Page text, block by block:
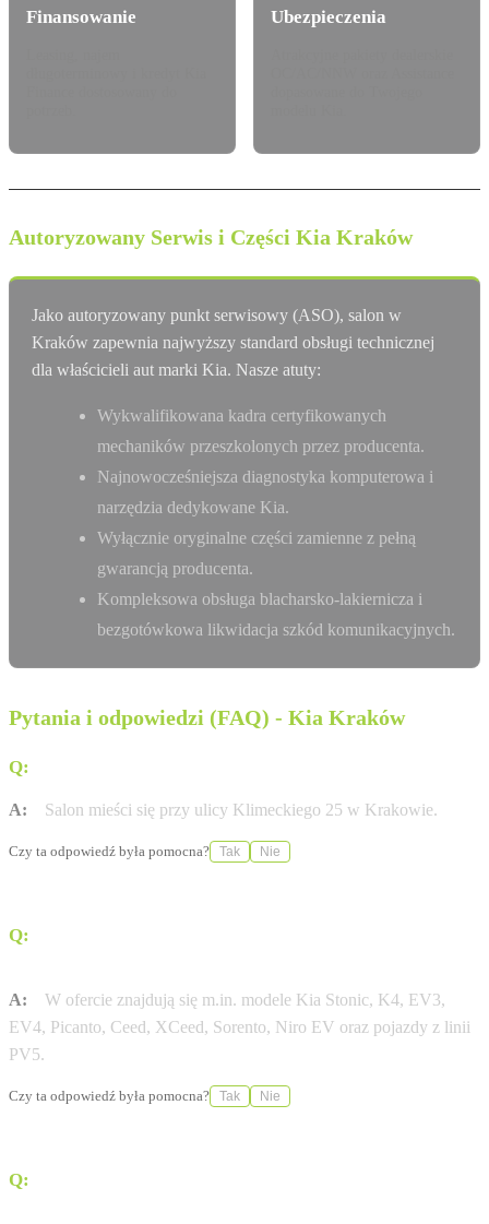
Finansowanie Ubezpieczenia
Autoryzowany Serwis i Części Kia Kraków
Jako autoryzowany punkt serwisowy (ASO), salon w
Kraków zapewnia najwyższy standard obsługi technicznej
dla właścicieli aut marki Kia. Nasze atuty:
Wykwalifikowana kadra certyfikowanych
mechaników przeszkolonych przez producenta.
Najnowocześniejsza diagnostyka komputerowa i
narzędzia dedykowane Kia.
Wyłącznie oryginalne części zamienne z pełną
gwarancją producenta.
Kompleksowa obsługa blacharsko-lakiernicza i
bezgotówkowa likwidacja szkód komunikacyjnych.
Pytania i odpowiedzi (FAQ) - Kia Kraków
Q:
A: Salon mieści się przy ulicy Klimeckiego 25 w Krakowie.
Czy ta odpowiedź była pomocna? Tak Nie
Q:
A:
W ofercie znajdują się m.in. modele Kia Stonic, K4, EV3,
EV4, Picanto, Ceed, XCeed, Sorento, Niro EV oraz pojazdy z linii
PV5.
Czy ta odpowiedź była pomocna? Tak Nie
Q: